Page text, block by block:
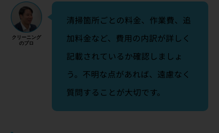
清掃箇所ごとの料金、作業費、追
加料金など、費用の内訳が詳しく
記載されているか確認しましょ
う。不明な点があれば、遠慮なく
質問することが大切です。